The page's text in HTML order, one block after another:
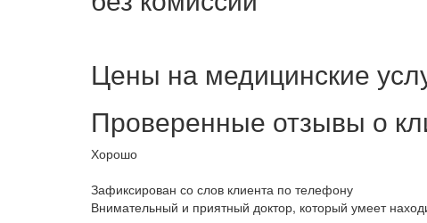
Цены на медицинские
Проверенные отзывы о
Хорошо
Зафиксирован со слов клиента по телефону
Внимательный и приятный доктор, который умеет